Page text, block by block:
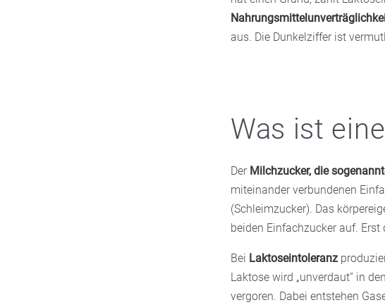
aus. Die Dunkelziffer ist
Was ist
Der Milchzucker, die
miteinander verbundenen
(Schleimzucker). Das
beiden Einfachzucker auf. Erst
Bei Laktoseintoleranz
Laktose wird „unverdaut” in
vergoren. Dabei entstehen